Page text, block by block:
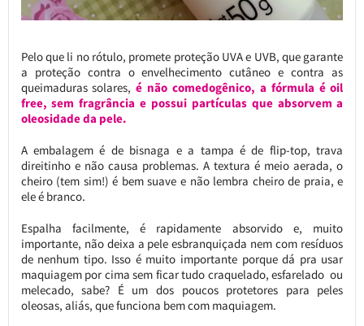
Pelo que li no rótulo, promete proteção UVA e UVB, que garante
a proteção contra o envelhecimento cutâneo e contra as
queimaduras solares,é não comedogênico, a fórmula é oil
free, sem fragrância e possui partículas que absorvem a
oleosidade da pele.
A embalagem é de bisnaga e a tampa é de flip-top, trava
direitinho e não causa problemas. A textura é meio aerada, o
cheiro (tem sim!) é bem suave e não lembra cheiro de praia, e
ele é branco.
Espalha facilmente, é rapidamente absorvido e, muito
importante, não deixa a pele esbranquiçada nem com resíduos
de nenhum tipo. Isso é muito importante porque dá pra usar
maquiagem por cima sem ficar tudo craquelado, esfarelado ou
melecado, sabe? É um dos poucos protetores para peles
oleosas, aliás, que funciona bem com maquiagem.